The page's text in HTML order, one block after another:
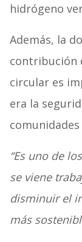
hidrógeno
Además, la
contribución
circular es
era la
comunidades
“Es uno de
se viene
disminuir el
más